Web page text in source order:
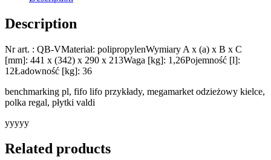
Description
Nr art. : QB-VMateriał: polipropylenWymiary A x (a) x B x C
[mm]: 441 x (342) x 290 x 213Waga [kg]: 1,26Pojemność [l]:
12Ładowność [kg]: 36
benchmarking pl, fifo lifo przykłady, megamarket odzieżowy kielce,
polka regal, płytki valdi
yyyyy
Related products